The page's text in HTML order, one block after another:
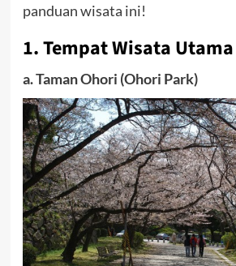
panduan wisata ini!
1. Tempat Wisata Utama
a. Taman Ohori (Ohori Park)